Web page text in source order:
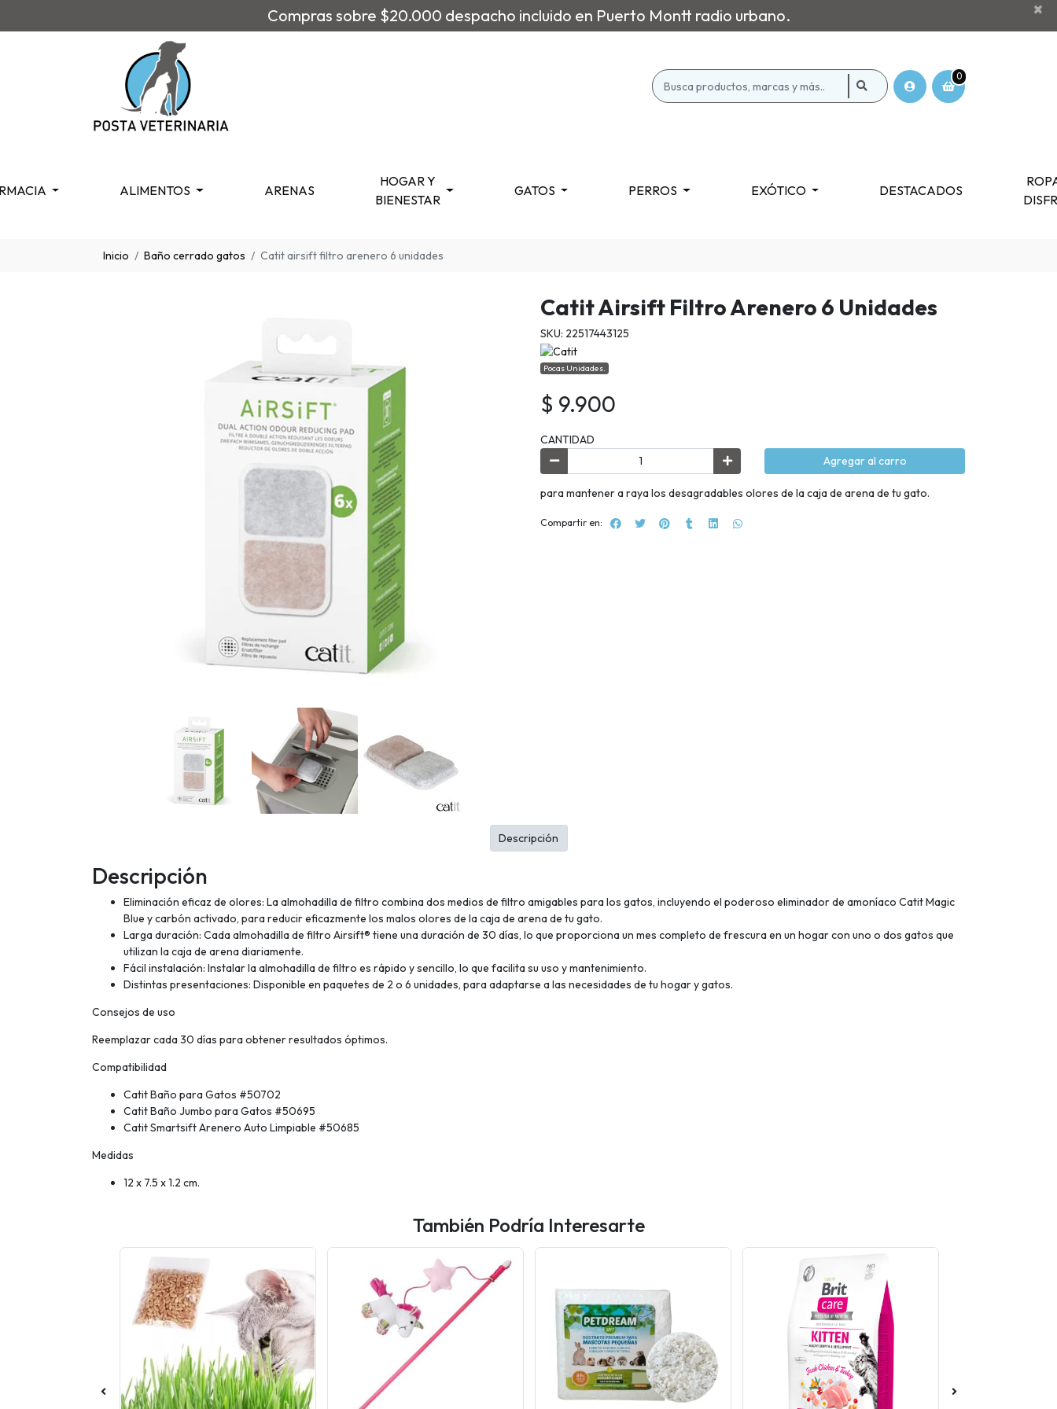
Compras sobre $20.000 despacho incluido en Puerto Montt radio urbano. ×
0
ALIMENTOS ARENAS
HOGAR Y
BIENESTAR
GATOS PERROS EXÓTICO DESTACADOS
Inicio Baño cerrado gatos Catit airsift filtro arenero 6 unidades
Catit Airsift Filtro Arenero 6 Unidades
SKU: 22517443125
Pocas Unidades.
$ 9.900
CANTIDAD
Agregar al carro
para mantener a raya los desagradables olores de la caja de arena de tu gato.
Compartir en:
Descripción
Eliminación eficaz de olores: La almohadilla de filtro combina dos medios de filtro amigables para los gatos, incluyendo el poderoso eliminador de amoníaco Catit Magic
Blue y carbón activado, para reducir eficazmente los malos olores de la caja de arena de tu gato.
Larga duración: Cada almohadilla de filtro Airsift® tiene una duración de 30 días, lo que proporciona un mes completo de frescura en un hogar con uno o dos gatos que
utilizan la caja de arena diariamente.
Fácil instalación: Instalar la almohadilla de filtro es rápido y sencillo, lo que facilita su uso y mantenimiento.
Distintas presentaciones: Disponible en paquetes de 2 o 6 unidades, para adaptarse a las necesidades de tu hogar y gatos.
Consejos de uso
Reemplazar cada 30 días para obtener resultados óptimos.
Compatibilidad
Catit Baño para Gatos #50702
Catit Baño Jumbo para Gatos #50695
Catit Smartsift Arenero Auto Limpiable #50685
Medidas
12 x 7.5 x 1.2 cm.
Descripción
También Podría Interesarte